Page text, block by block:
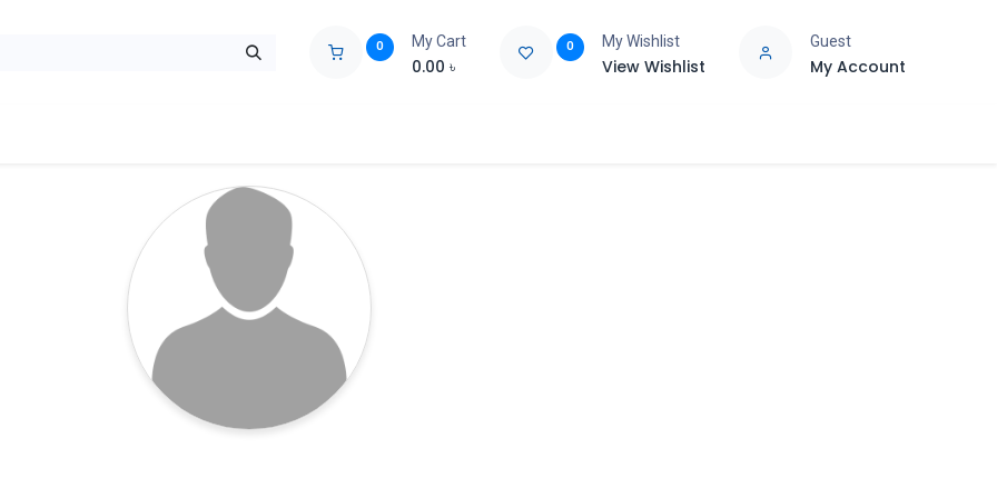
0 My Cart
0.00 ৳
0 My Wishlist
View Wishlist
Guest
My Account